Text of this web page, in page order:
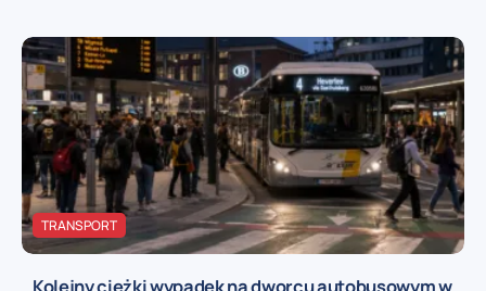
TRANSPORT
Kolejny ciężki wypadek na dworcu autobusowym w